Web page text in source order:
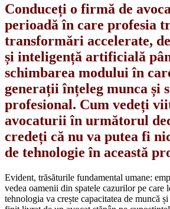
Conduceți o firmă de
perioadă în care profesia
transformări accelerate,
și inteligență artificială
schimbarea modului în
generații înțeleg munca și
profesional. Cum vedeți
avocaturii în următorul
credeți că nu va putea fi
de tehnologie în această
Evident, trăsăturile fundamental umane:
vedea oamenii din spatele cazurilor pe care
tehnologia va crește capacitatea de muncă